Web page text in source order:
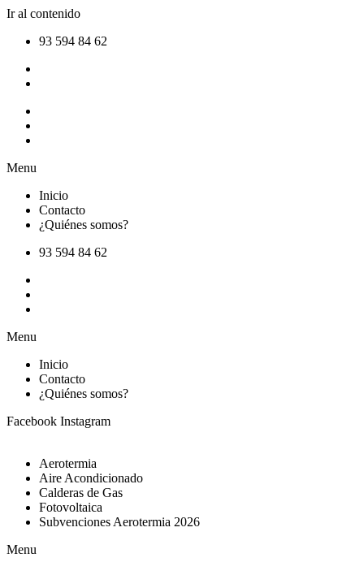
Ir al contenido
93 594 84 62
Menu
Inicio
Contacto
¿Quiénes somos?
93 594 84 62
Menu
Inicio
Contacto
¿Quiénes somos?
Facebook Instagram
Aerotermia
Aire Acondicionado
Calderas de Gas
Fotovoltaica
Subvenciones Aerotermia 2026
Menu